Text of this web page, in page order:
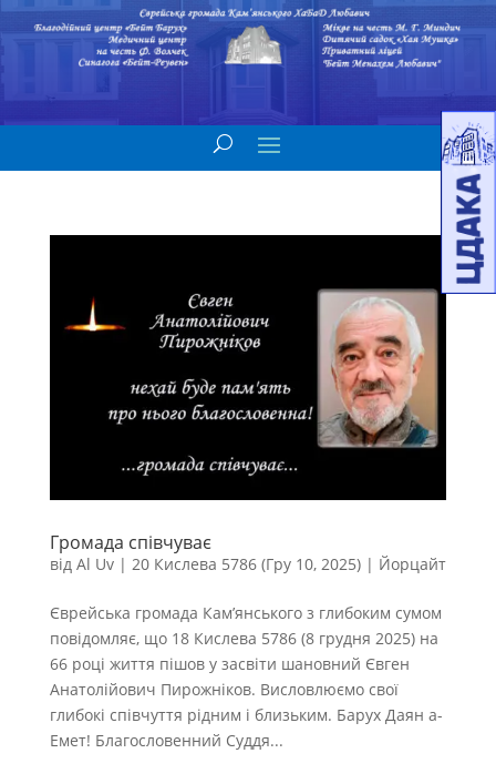
Громада співчуває
від Al Uv| 20 Кислева 5786 (Гру 10, 2025)| Йорцайт
Єврейська громада Кам’янського з глибоким сумом
повідомляє, що 18 Кислева 5786 (8 грудня 2025) на
66 році життя пішов у засвіти шановний Євген
Анатолійович Пирожніков. Висловлюємо свої
глибокі співчуття рідним і близьким. Барух Даян а-
Емет! Благословенний Суддя...